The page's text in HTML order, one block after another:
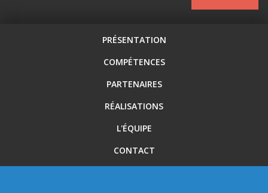
PRÉSENTATION
COMPÉTENCES
PARTENAIRES
RÉALISATIONS
L'ÉQUIPE
CONTACT